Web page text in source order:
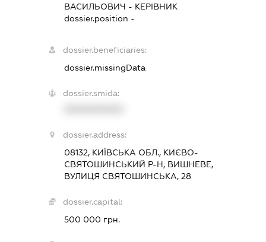
ВАСИЛЬОВИЧ - КЕРІВНИК
dossier.position -
dossier.beneficiaries:
dossier.missingData
dossier.smida:
dossier.address:
08132, КИЇВСЬКА ОБЛ., КИЄВО-
СВЯТОШИНСЬКИЙ Р-Н, ВИШНЕВЕ,
ВУЛИЦЯ СВЯТОШИНСЬКА, 28
dossier.capital:
500 000 грн.